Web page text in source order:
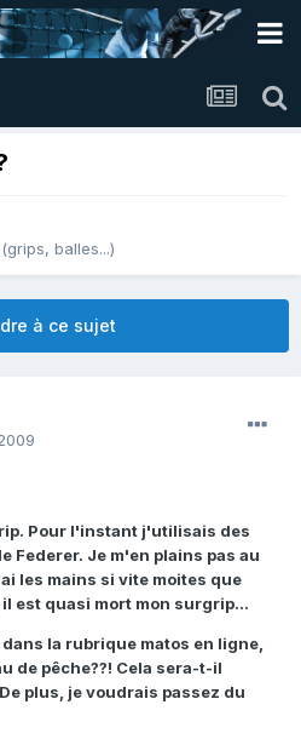
balles...)
à ce sujet
Pour l'instant j'utilisais des
Federer. Je m'en plains pas au
les mains si vite moites que
est quasi mort mon surgrip...
la rubrique matos en ligne,
de pêche??! Cela sera-t-il
plus, je voudrais passez du